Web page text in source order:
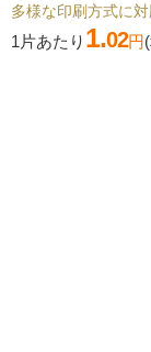
多様な印刷方式に
1片あたり 1.02円